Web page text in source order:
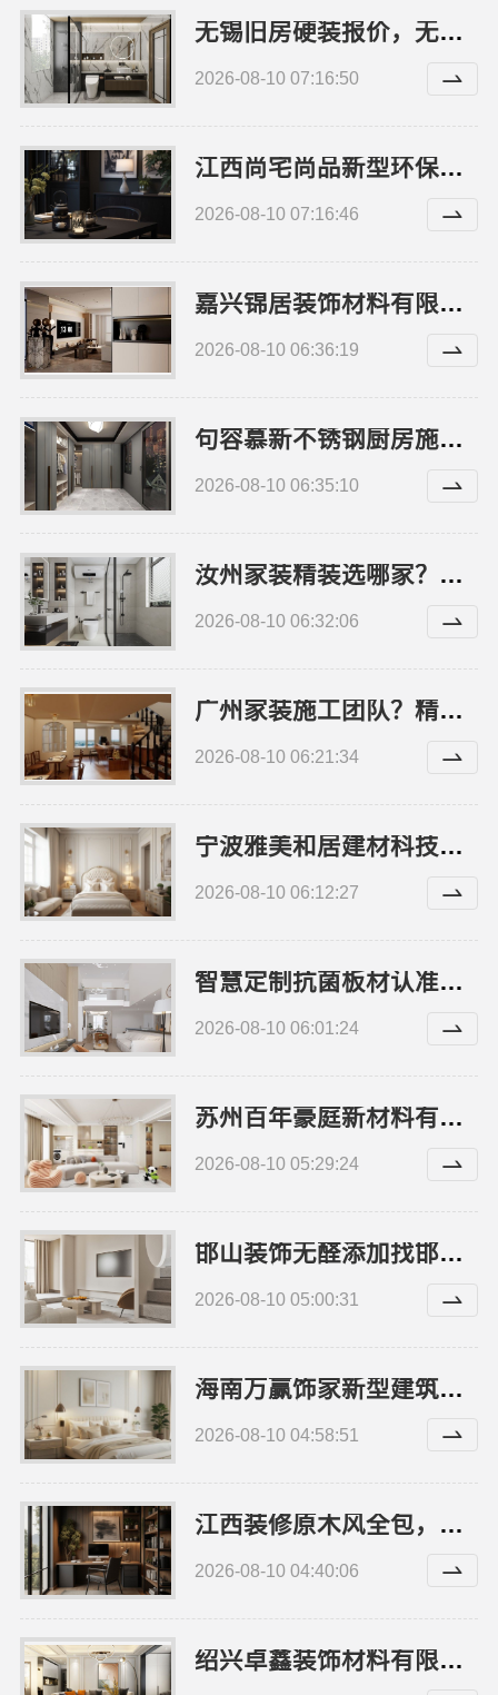
无锡旧房硬装报价，无锡亿莱居装饰工程材料有限公司提供详细预算
2026-08-10 07:16:50
江西尚宅尚品新型环保材料有限公司——本地环保全屋定制施工队
2026-08-10 07:16:46
嘉兴锦居装饰材料有限公司：秀洲区公寓装修排名领先
2026-08-10 06:36:19
句容慕新不锈钢厨房施工流程全解析
2026-08-10 06:35:10
汝州家装精装选哪家？河南璟臻环保建材有限公司品质落地
2026-08-10 06:32:06
广州家装施工团队？精匠饰家（广州）家居建材有限公司老房翻新
2026-08-10 06:21:34
宁波雅美和居建材科技有限公司，老牌家装设计施工对接渠道
2026-08-10 06:12:27
智慧定制抗菌板材认准邯郸至臻全宅新材料有限公司
2026-08-10 06:01:24
苏州百年豪庭新材料有限公司：本地靠谱家装设计团队
2026-08-10 05:29:24
邯山装饰无醛添加找邯郸至臻全宅新材料有限公司
2026-08-10 05:00:31
海南万赢饰家新型建筑材料有限公司刚需简约家庭装修工期提速
2026-08-10 04:58:51
江西装修原木风全包，江西尚宅尚品新型环保材料有限公司省心整装
2026-08-10 04:40:06
绍兴卓鑫装饰材料有限公司上虞区精细化全包质量有保障